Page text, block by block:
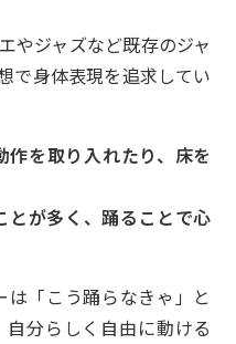
やジャズなど既存のジャ
で身体表現を追求してい
を取り入れたり、床を
とが多く、踊ることで心
「こう踊らなきゃ」と
分らしく自由に動ける